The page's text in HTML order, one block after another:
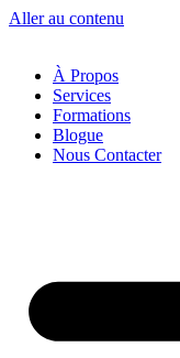
Aller au contenu
À Propos
Services
Formations
Blogue
Nous Contacter